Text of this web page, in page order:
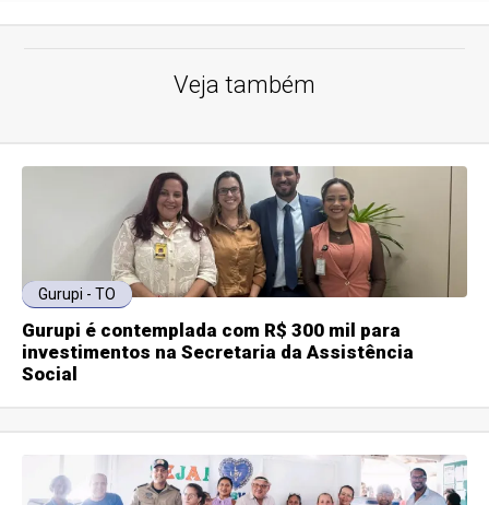
Veja também
Gurupi - TO
Gurupi é contemplada com R$ 300 mil para
investimentos na Secretaria da Assistência
Social